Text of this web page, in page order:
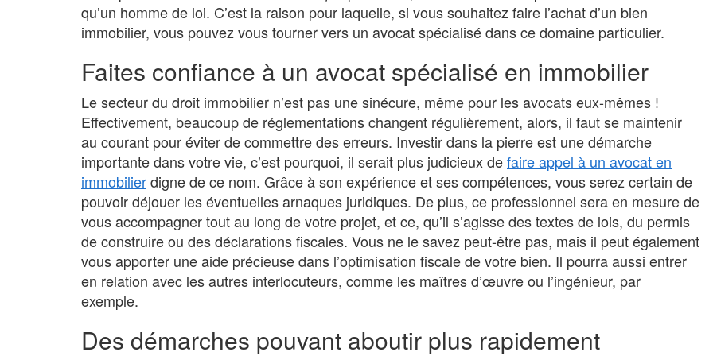
qu’un homme de loi. C’est la raison pour laquelle, si vous souhaitez faire l’achat d’un bien
immobilier, vous pouvez vous tourner vers un avocat spécialisé dans ce domaine particulier.
Faites confiance à un avocat spécialisé en immobilier
Le secteur du droit immobilier n’est pas une sinécure, même pour les avocats eux-mêmes !
Effectivement, beaucoup de réglementations changent régulièrement, alors, il faut se maintenir
au courant pour éviter de commettre des erreurs. Investir dans la pierre est une démarche
importante dans votre vie, c’est pourquoi, il serait plus judicieux defaire appel à un avocat en
immobilierdigne de ce nom. Grâce à son expérience et ses compétences, vous serez certain de
pouvoir déjouer les éventuelles arnaques juridiques. De plus, ce professionnel sera en mesure de
vous accompagner tout au long de votre projet, et ce, qu’il s’agisse des textes de lois, du permis
de construire ou des déclarations fiscales. Vous ne le savez peut-être pas, mais il peut également
vous apporter une aide précieuse dans l’optimisation fiscale de votre bien. Il pourra aussi entrer
en relation avec les autres interlocuteurs, comme les maîtres d’œuvre ou l’ingénieur, par
exemple.
Des démarches pouvant aboutir plus rapidement
Business
Cartographie des processus : les
outils indispensables pour structurer
son organisation
1 mois fsqp_fr
Maîtriser la cartographie des processus
représente aujourd’hui un levier stratégique
pour structurer efficacement une organisation.
Cette démarche procure une représentation
visuelle claire et partagée des...